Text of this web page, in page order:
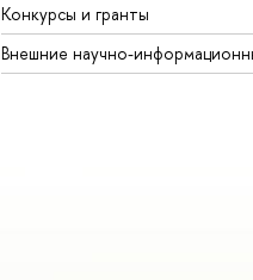
Конкурсы и гранты
Внешние научно-